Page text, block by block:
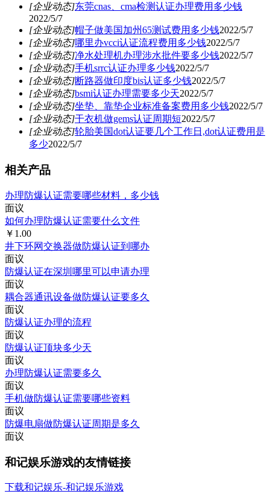
[企业动态]东莞cnas、cma检测认证办理费用多少钱
2022/5/7
[企业动态]帽子做美国加州65测试费用多少钱2022/5/7
[企业动态]哪里办vcci认证流程费用多少钱2022/5/7
[企业动态]净水处理机办理涉水批件要多少钱2022/5/7
[企业动态]手机srrc认证办理多少钱2022/5/7
[企业动态]断路器做印度bis认证多少钱2022/5/7
[企业动态]bsmi认证办理需要多少天2022/5/7
[企业动态]坐垫、靠垫企业标准备案费用多少钱2022/5/7
[企业动态]干衣机做gems认证周期短2022/5/7
[企业动态]轮胎美国dot认证要几个工作日,dot认证费用是
多少2022/5/7
相关产品
办理防爆认证需要哪些材料，多少钱
面议
如何办理防爆认证需要什么文件
￥1.00
井下环网交换器做防爆认证到哪办
面议
防爆认证在深圳哪里可以申请办理
面议
耦合器通讯设备做防爆认证要多久
面议
防爆认证办理的流程
面议
防爆认证顶块多少天
面议
办理防爆认证需要多久
面议
手机做防爆认证需要哪些资料
面议
防爆电扇做防爆认证周期是多久
面议
和记娱乐游戏的友情链接
下载和记娱乐-和记娱乐游戏